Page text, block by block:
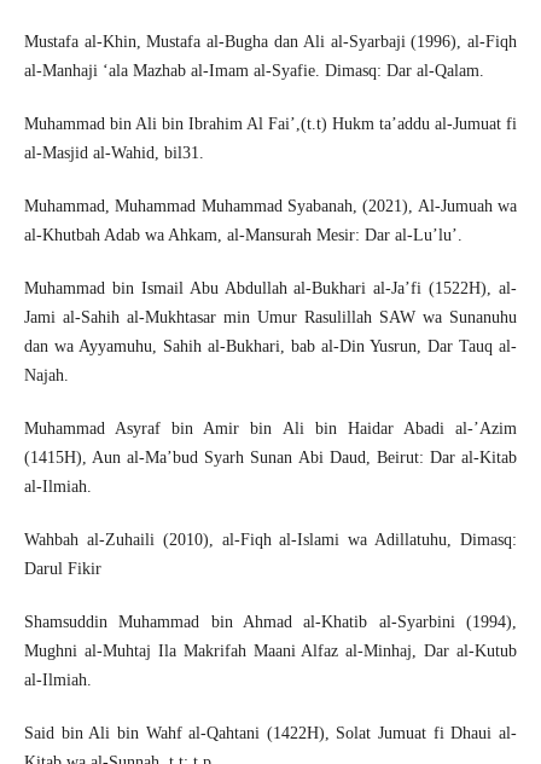
Mustafa al-Khin, Mustafa al-Bugha dan Ali al-Syarbaji (1996), al-Fiqh
al-Manhaji ‘ala Mazhab al-Imam al-Syafie. Dimasq: Dar al-Qalam.
Muhammad bin Ali bin Ibrahim Al Fai’,(t.t) Hukm ta’addu al-Jumuat fi
al-Masjid al-Wahid, bil31.
Muhammad, Muhammad Muhammad Syabanah, (2021), Al-Jumuah wa
al-Khutbah Adab wa Ahkam, al-Mansurah Mesir: Dar al-Lu’lu’.
Muhammad bin Ismail Abu Abdullah al-Bukhari al-Ja’fi (1522H), al-
Jami al-Sahih al-Mukhtasar min Umur Rasulillah SAW wa Sunanuhu
dan wa Ayyamuhu, Sahih al-Bukhari, bab al-Din Yusrun, Dar Tauq al-
Najah.
Muhammad Asyraf bin Amir bin Ali bin Haidar Abadi al-’Azim
(1415H), Aun al-Ma’bud Syarh Sunan Abi Daud, Beirut: Dar al-Kitab
al-Ilmiah.
Wahbah al-Zuhaili (2010), al-Fiqh al-Islami wa Adillatuhu, Dimasq:
Darul Fikir
Shamsuddin Muhammad bin Ahmad al-Khatib al-Syarbini (1994),
Mughni al-Muhtaj Ila Makrifah Maani Alfaz al-Minhaj, Dar al-Kutub
al-Ilmiah.
Said bin Ali bin Wahf al-Qahtani (1422H), Solat Jumuat fi Dhaui al-